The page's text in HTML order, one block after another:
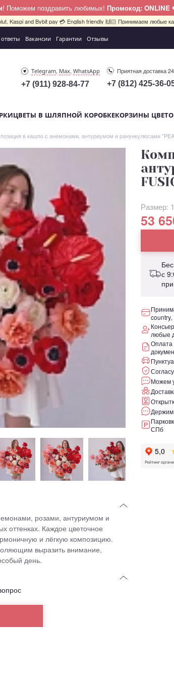
! Поможем поздравить любимых! Промокод:
Kaspi and Bybit pay 💳 English friendly 🙌🏻 Принимаем любые
Вакансии Гарантии Отзывы
Telegram, Max,WhatsApp
+7 (911) 928-84-77
Приятная доставка
+7 (812) 425-36-
ЦВЕТЫ В ШЛЯПНОЙ КОРОБКЕКОРЗИНЫ
в кашпо c анемонами, антуриумом и ранункулюсами
Размер:
53
с
country,
любые
Оплата
Можем
Держим
СПб
розами, антуриумом и
оттенках. Каждое цветочное
и лёгкую композицию.
выразить внимание,
день.